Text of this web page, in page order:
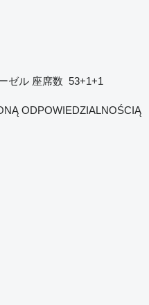
ゼル 座席数 53+1+1
ODPOWIEDZIALNOŚCIĄ